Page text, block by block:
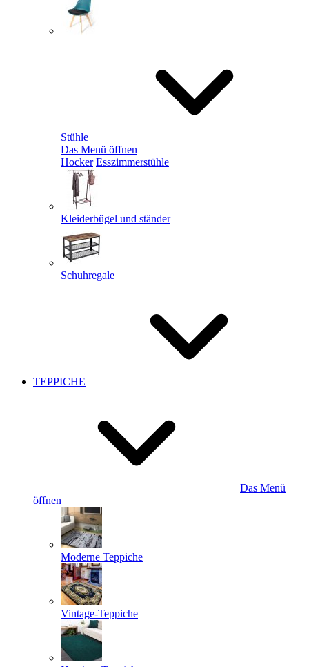
Stühle
Das Menü öffnen
Hocker Esszimmerstühle
Kleiderbügel und ständer
Schuhregale
TEPPICHE
Das Menü
öffnen
Moderne Teppiche
Vintage-Teppiche